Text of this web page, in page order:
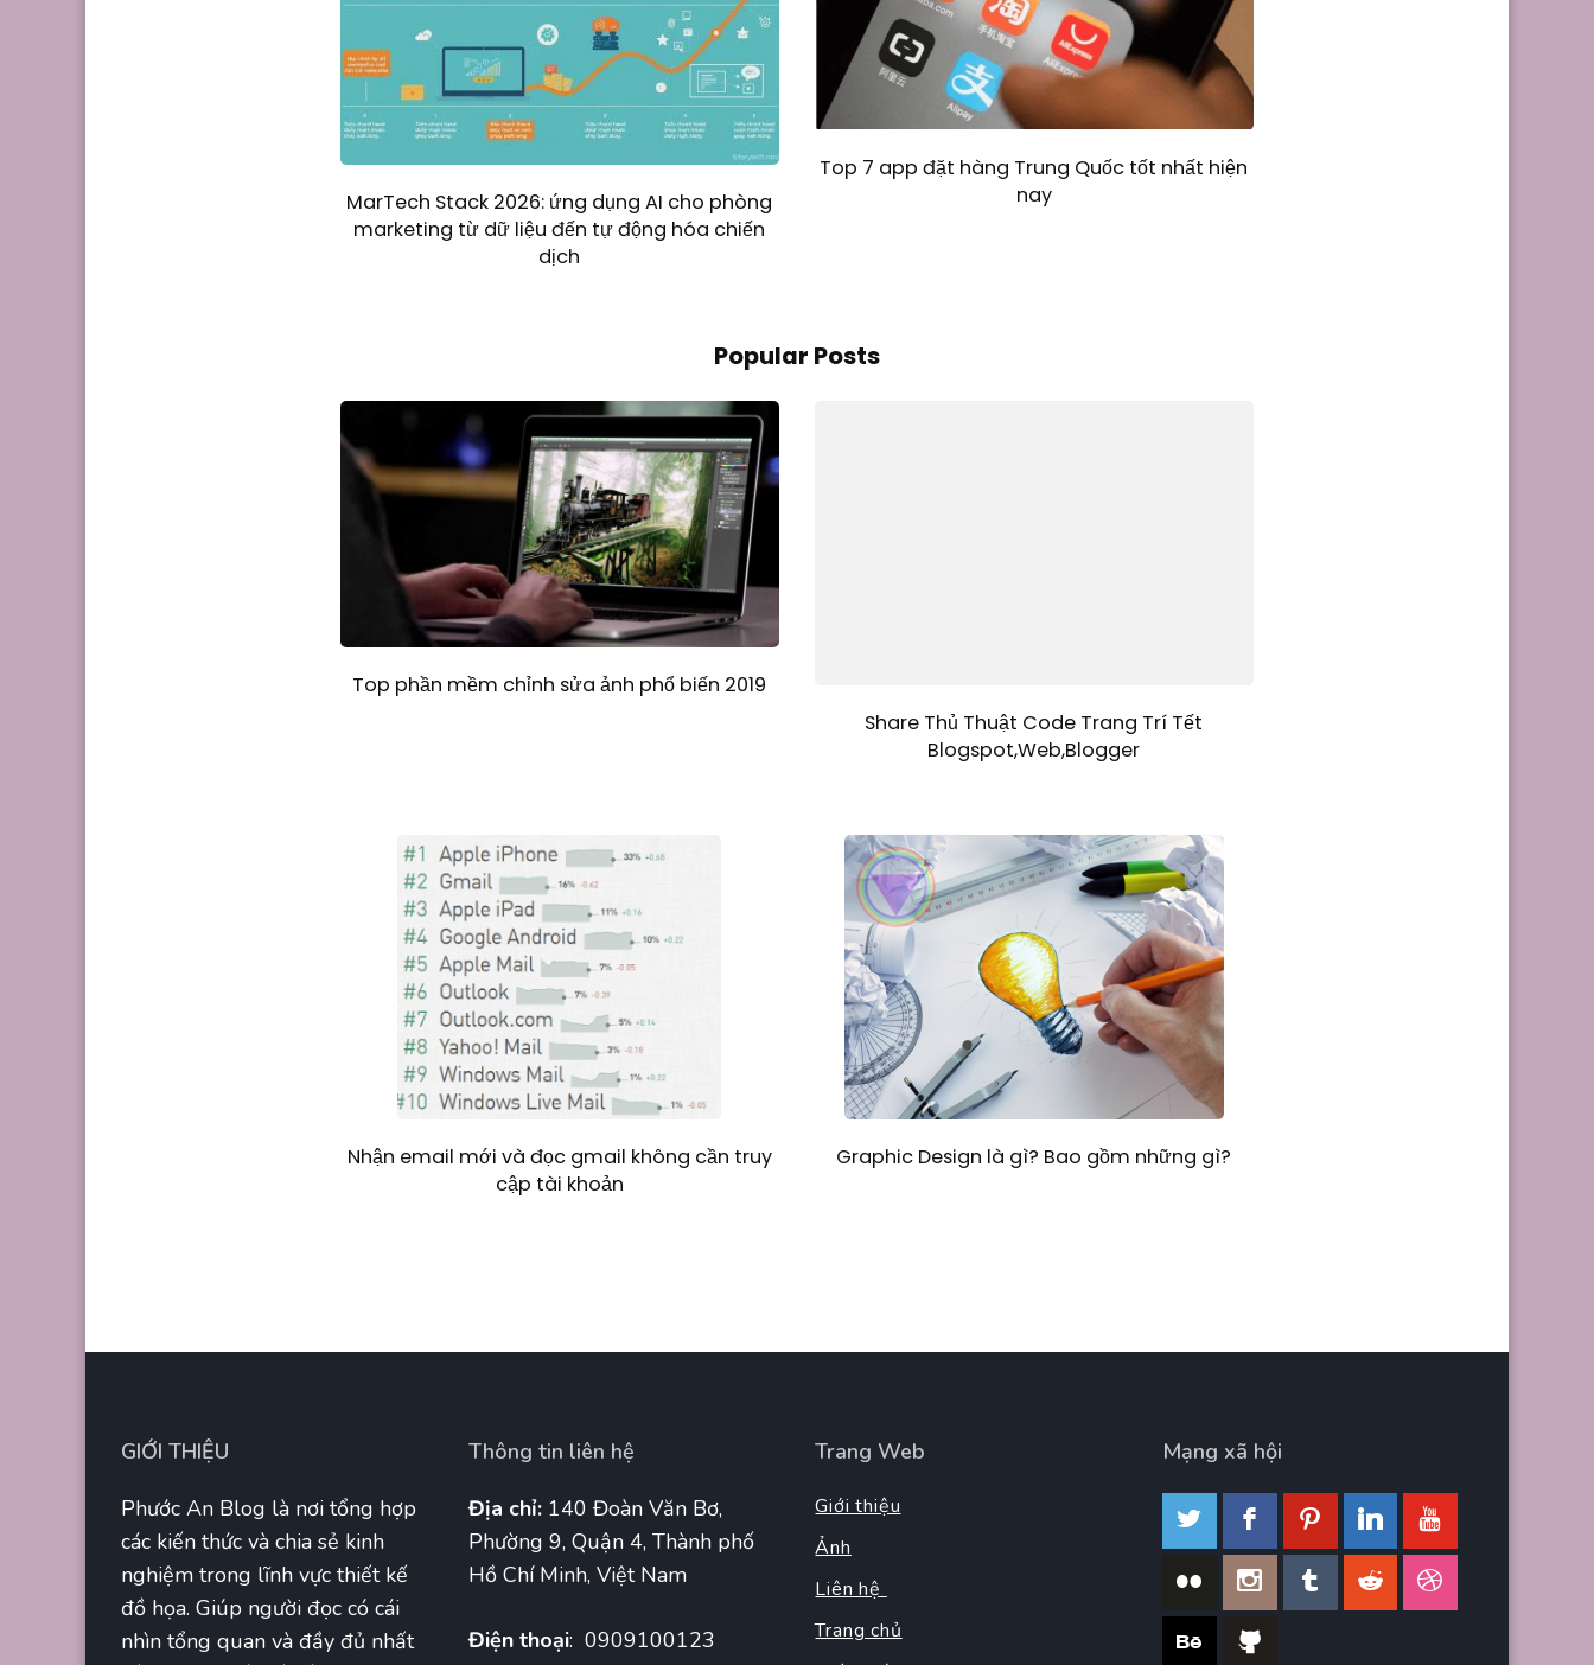
MarTech Stack 2026: ứng dụng AI cho phòng
marketing từ dữ liệu đến tự động hóa chiến
dịch
Top 7 app đặt hàng Trung Quốc tốt nhất hiện
nay
Popular Posts
Top phần mềm chỉnh sửa ảnh phổ biến 2019
Share Thủ Thuật Code Trang Trí Tết
Blogspot,Web,Blogger
Nhận email mới và đọc gmail không cần truy
cập tài khoản
Graphic Design là gì? Bao gồm những gì?
GIỚI THIỆU
Phước An Blog là nơi tổng hợp
các kiến thức và chia sẻ kinh
nghiệm trong lĩnh vực thiết kế
đồ họa. Giúp người đọc có cái
nhìn tổng quan và đầy đủ nhất
Thông tin liên hệ
Địa chỉ: 140 Đoàn Văn Bơ,
Phường 9, Quận 4, Thành phố
Hồ Chí Minh, Việt Nam
Điện thoại: 0909100123
Trang Web
Giới thiệu
Ảnh
Liên hệ
Trang chủ
Mạng xã hội